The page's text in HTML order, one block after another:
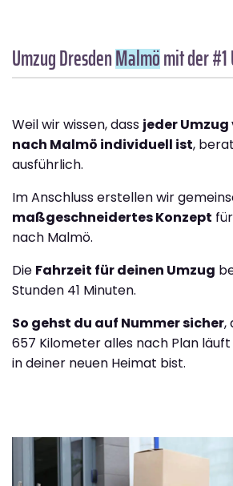
Umzug DresdenMalmömit der
Weil wir wissen, dass jeder Umzug
nach Malmö individuell ist,
ausführlich.
Im Anschluss erstellen wir
maßgeschneidertes Konzept
nach Malmö.
Die Fahrzeit für deinen Umzug
Stunden 41 Minuten.
So gehst du auf Nummer sicher,
657 Kilometer alles nach Plan
in deiner neuen Heimat bist.